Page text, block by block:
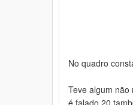
No quadro
Teve algum